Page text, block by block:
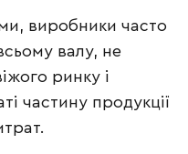
виробники часто
валу, не
ринку і
частину продукції